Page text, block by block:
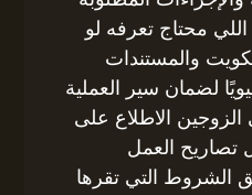
اللي محتاج تعرفه لو
والمستندات
لضمان سير العملية
الاطلاع على
تصاريح العمل
الشروط التي تقرها